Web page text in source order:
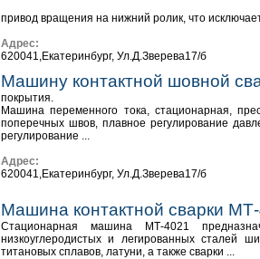
привод вращения на нижний ролик, что
Адрес:
620041,Екатеринбург, Ул.Д.Зверева17/б
Машину контактной шовной
покрытия.
Машина переменного тока, стационарная,
поперечных швов, плавное регулирование
регулирование ...
Адрес:
620041,Екатеринбург, Ул.Д.Зверева17/б
Машина контактной сварки
Стационарная машина МТ-4021
низкоуглеродистых и легированных сталей
титановых сплавов, латуни, а также сварки ...